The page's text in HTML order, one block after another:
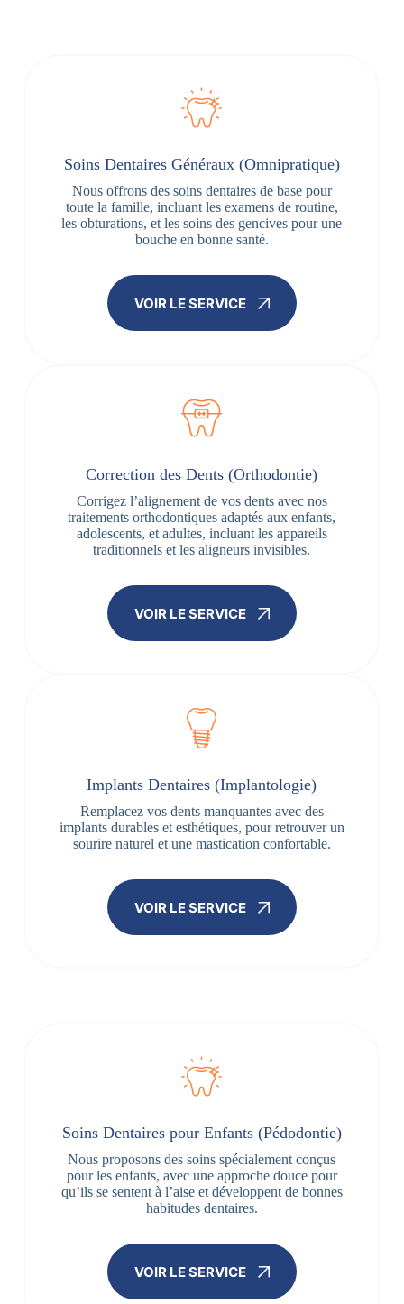
Soins Dentaires Généraux (Omnipratique)
Nous offrons des soins dentaires de base pour
toute la famille, incluant les examens de routine,
les obturations, et les soins des gencives pour une
bouche en bonne santé.
VOIR LE SERVICE
Correction des Dents (Orthodontie)
Corrigez l’alignement de vos dents avec nos
traitements orthodontiques adaptés aux enfants,
adolescents, et adultes, incluant les appareils
traditionnels et les aligneurs invisibles.
VOIR LE SERVICE
Implants Dentaires (Implantologie)
Remplacez vos dents manquantes avec des
implants durables et esthétiques, pour retrouver un
sourire naturel et une mastication confortable.
VOIR LE SERVICE
Soins Dentaires pour Enfants (Pédodontie)
Nous proposons des soins spécialement conçus
pour les enfants, avec une approche douce pour
qu’ils se sentent à l’aise et développent de bonnes
habitudes dentaires.
VOIR LE SERVICE